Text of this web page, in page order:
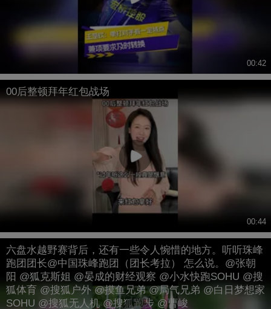
00:42
00后整顿拜年红包战场
00:44
六盘水越野赛背后，还有一些令人惋惜的地方。听听珠峰
跑团团长@中国珠峰跑团（团长考拉） 怎么说。@张朝
阳 @狐克斯姐 @晏成的财经观察 @小水快跑SOHU @搜
狐体育 @搜狐户外 @摸鱼兄弟 @局气兄弟 @白日梦想家
SOHU @搜狐无人机 @搜狐跑步 @曹峻